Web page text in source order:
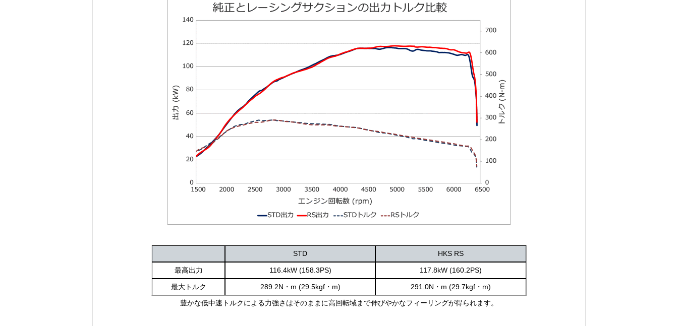
STD HKS RS
最高出力 116.4kW (158.3PS) 117.8kW (160.2PS)
最大トルク 289.2N・m (29.5kgf・m)
291.0N・m (29.7kgf・m)
豊かな低中速トルクによる力強さはそのままに高回転域まで伸びやかなフィーリングが得られます。